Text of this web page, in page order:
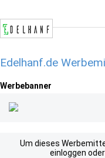
Edelhanf.de
Werbebanner
Um dieses
einloggen